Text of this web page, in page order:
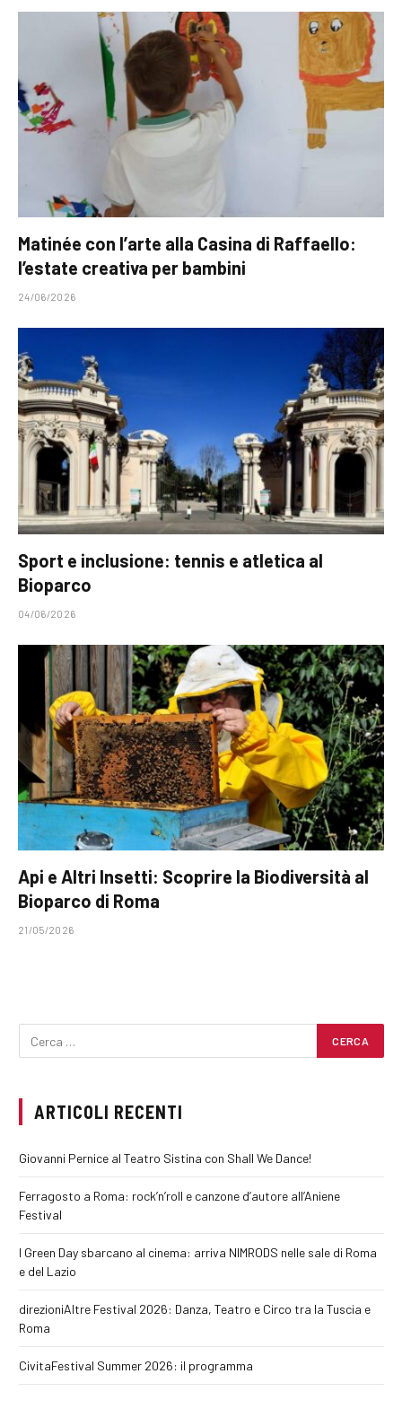
Matinée con l’arte alla Casina di Raffaello:
l’estate creativa per bambini
24/06/2026
Sport e inclusione: tennis e atletica al
Bioparco
04/06/2026
Api e Altri Insetti: Scoprire la Biodiversità al
Bioparco di Roma
21/05/2026
ARTICOLI RECENTI
Giovanni Pernice al Teatro Sistina con Shall We Dance!
Ferragosto a Roma: rock’n’roll e canzone d’autore all’Aniene
Festival
I Green Day sbarcano al cinema: arriva NIMRODS nelle sale di Roma
e del Lazio
direzioniAltre Festival 2026: Danza, Teatro e Circo tra la Tuscia e
Roma
CivitaFestival Summer 2026: il programma